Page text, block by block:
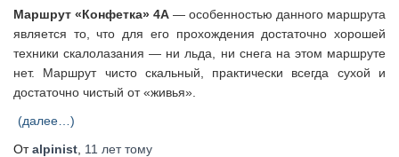
Маршрут «Конфетка» 4А — особенностью данного маршрута
является то, что для его прохождения достаточно хорошей
техники скалолазания — ни льда, ни снега на этом маршруте
нет. Маршрут чисто скальный, практически всегда сухой и
достаточно чистый от «живья».
(далее…)
Отalpinist 11 леттому